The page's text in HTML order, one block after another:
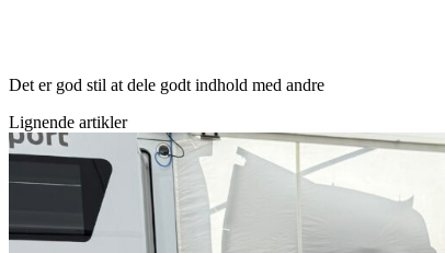
Det er god stil at dele godt indhold med andre
Lignende artikler